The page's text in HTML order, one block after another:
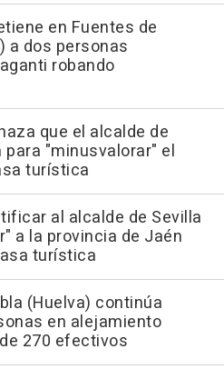
en Fuentes de
a dos personas
robando
que el alcalde de
para "minusvalorar" el
turística
al alcalde de Sevilla
a la provincia de Jaén
turística
(Huelva) continúa
en alejamiento
270 efectivos